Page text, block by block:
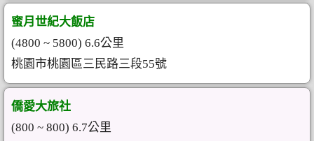
蜜月世紀大飯店
(4800 ~ 5800) 6.6公里
桃園市桃園區三民路三段55號
僑愛大旅社
(800 ~ 800) 6.7公里